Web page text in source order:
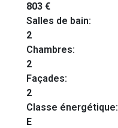
803 €
Salles de bain:
2
Chambres:
2
Façades:
2
Classe énergétique:
E